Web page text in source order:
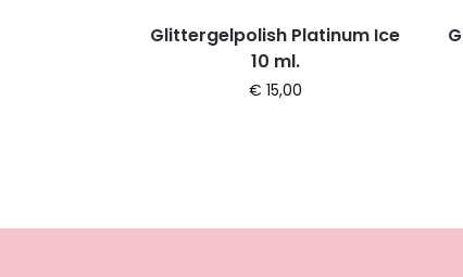
Glittergelpolish Platinum Ice
10 ml.
€ 15,00